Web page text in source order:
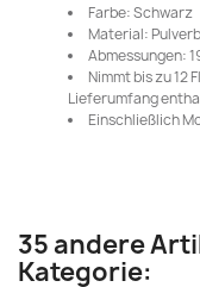
Farbe: Schwarz
Material:
Abmessungen:
Nimmt bis zu 12
Lieferumfang
Einschließlich
35 andere
Kategorie: